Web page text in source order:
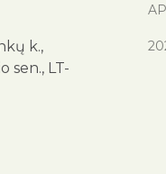
k.,
sen., LT-